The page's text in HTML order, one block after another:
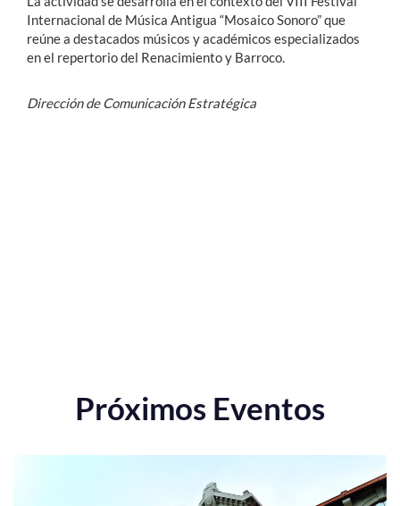
Internacional de Música Antigua “Mosaico Sonoro” que
reúne a destacados músicos y académicos especializados
en el repertorio del Renacimiento y Barroco.
Dirección de Comunicación Estratégica
Próximos Eventos